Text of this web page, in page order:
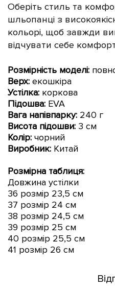
Оберіть стиль та
шльопанці з
кольорі, щоб завжди
відчувати себе
Розмірність моделі:
Верх: екошкіра
Устілка: коркова
Підошва: EVA
Вага напівпарку: 240 г
Висота підошви: 3 см
Колір: чорний
Виробник: Китай
Розмірна таблиця:
Довжина устілки
36 розмір 23,5 см
37 розмір 24 см
38 розмір 24,5 см
39 розмір 25 см
40 розмір 25,5 см
41 розмір 26 см